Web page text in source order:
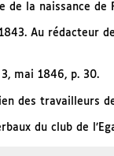
de la naissance de
Au rédacteur de
mai 1846, p. 30.
des travailleurs
du club de